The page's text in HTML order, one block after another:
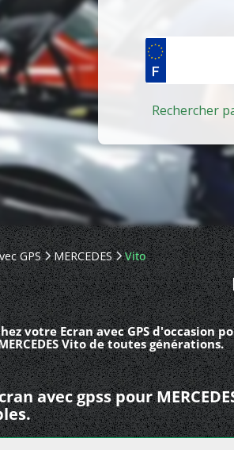
GPS MERCEDES Vito
votre Ecran avec GPS d'occasion
Vito de toutes générations.
avec gpss pour